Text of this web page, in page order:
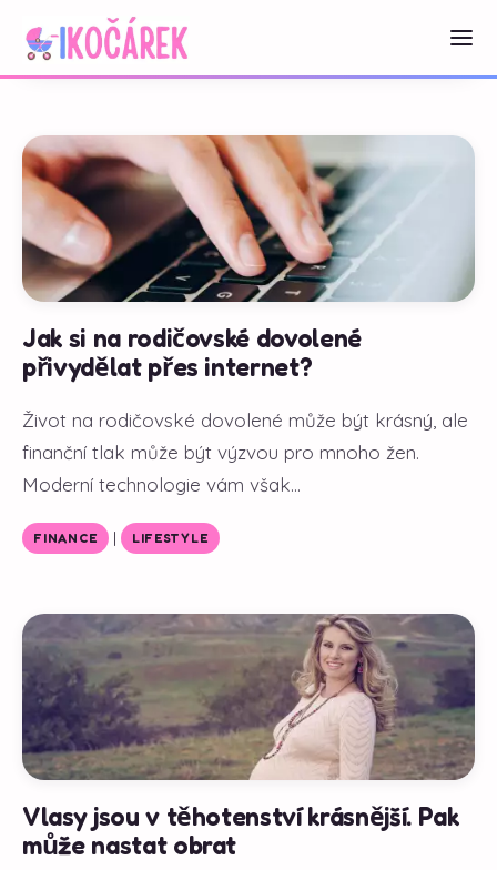
Jak si na rodičovské dovolené
přivydělat přes internet?
Život na rodičovské dovolené může být krásný, ale
finanční tlak může být výzvou pro mnoho žen.
Moderní technologie vám však...
FINANCE | LIFESTYLE
Vlasy jsou v těhotenství krásnější. Pak
může nastat obrat